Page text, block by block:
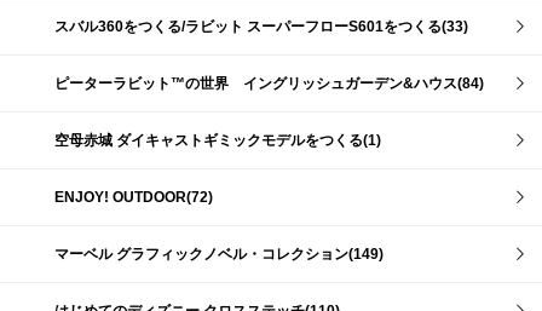
スバル360をつくる/ラビット スーパーフローS601をつくる(33)
ピーターラビット™の世界 イングリッシュガーデン&ハウス(84)
空母赤城 ダイキャストギミックモデルをつくる(1)
ENJOY! OUTDOOR(72)
マーベル グラフィックノベル・コレクション(149)